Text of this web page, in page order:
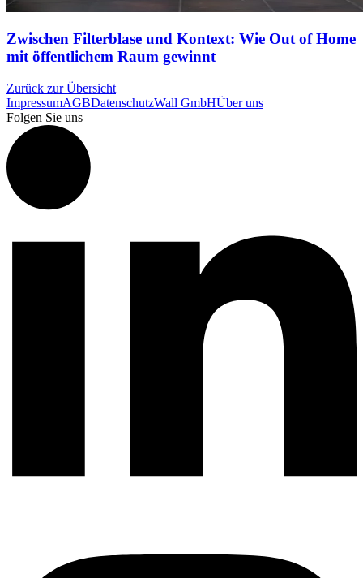
Zwischen Filterblase und Kontext: Wie Out of Home
mit öffentlichem Raum gewinnt
Zurück zur Übersicht
ImpressumAGBDatenschutzWall GmbHÜber uns
Folgen Sie uns